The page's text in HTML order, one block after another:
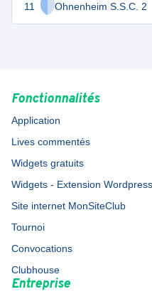
11 Ohnenheim S.S.C. 2
21
Fonctionnalités
Application
Lives commentés
Widgets gratuits
Widgets - Extension Wordpress
Site internet MonSiteClub
Tournoi
Convocations
Clubhouse
Entreprise